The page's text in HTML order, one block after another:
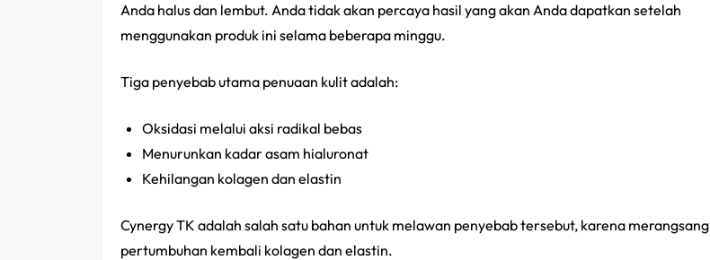
Anda halus dan lembut. Anda tidak akan percaya hasil yang akan Anda dapatkan setelah
menggunakan produk ini selama beberapa minggu.
Tiga penyebab utama penuaan kulit adalah:
Oksidasi melalui aksi radikal bebas
Menurunkan kadar asam hialuronat
Kehilangan kolagen dan elastin
Cynergy TK adalah salah satu bahan untuk melawan penyebab tersebut, karena merangsang
pertumbuhan kembali kolagen dan elastin.